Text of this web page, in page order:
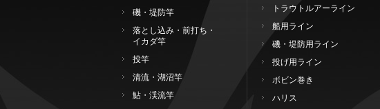
磯・堤防竿
落とし込み・前打ち・
イカダ竿
投竿
清流・湖沼竿
鮎・渓流竿
トラウトルアーライン
船用ライン
磯・堤防用ライン
投げ用ライン
ボビン巻き
ハリス